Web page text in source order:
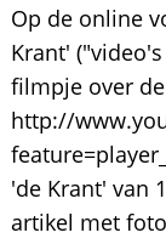
Op de online
Krant'
filmpje over
http://
'de Krant' van
artikel met